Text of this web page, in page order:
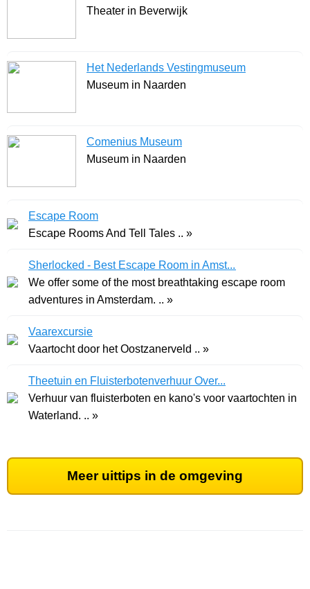
Theater in Beverwijk
Het Nederlands Vestingmuseum
Museum in Naarden
Comenius Museum
Museum in Naarden
Escape Room
Escape Rooms And Tell Tales .. »
Sherlocked - Best Escape Room in Amst...
We offer some of the most breathtaking escape room
adventures in Amsterdam. .. »
Vaarexcursie
Vaartocht door het Oostzanerveld .. »
Theetuin en Fluisterbotenverhuur Over...
Verhuur van fluisterboten en kano's voor vaartochten in
Waterland. .. »
Meer uittips in de omgeving